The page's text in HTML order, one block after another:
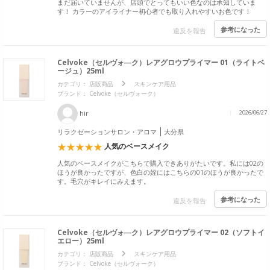
まだ届いていませんが、店頭でとってもいい色なのは承知していま
す！ カラーのアイライナー初心者でも取り入れやすいお色です！
違反を報告 参考になった
Celvoke（セルヴォ―ク）レアグロウプライマー 01（ライトベ
ージュ）25ml
カテゴリ： 店販商品
スキンケア用品
ブランド： Celvoke（セルヴォーク）
hir 2026/06/27
リラクゼーションサロン・アロマ 大分県
人気のベースメイク
人気のベースメイクがこちらで購入できありがたいです。私には02の
ほうが良かったですが、色白の姪にはこちらの01のほうが良かったで
す。毛穴がキレイにみえます。
違反を報告 参考になった
Celvoke（セルヴォ―ク）レアグロウプライマー 02（ソフトイ
エロー）25ml
カテゴリ： 店販商品
スキンケア用品
ブランド： Celvoke（セルヴォーク）